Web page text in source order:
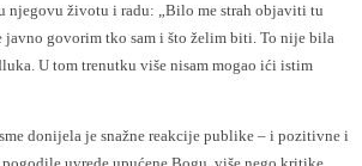
njegovu životu i radu: „Bilo me strah objaviti tu
javno govorim tko sam i što želim biti. To nije bila
U tom trenutku više nisam mogao ići istim
donijela je snažne reakcije publike – i pozitivne i